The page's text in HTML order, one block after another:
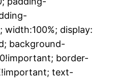
display:
background-
border-
text-